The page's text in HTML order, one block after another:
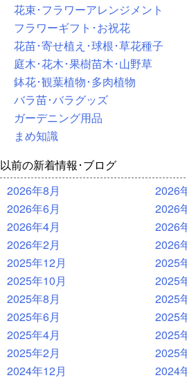
花束･フラワーアレンジメント
フラワーギフト･お祝花
花苗･寄せ植え･球根･草花種子
庭木･花木･果樹苗木･山野草
鉢花･観葉植物･多肉植物
バラ苗･バラグッズ
ガーデニング用品
まめ知識
以前の新着情報･ブログ
2026年8月
2026
2026年6月
2026
2026年4月
2026
2026年2月
2026
2025年12月
2025
2025年10月
2025
2025年8月
2025
2025年6月
2025
2025年4月
2025
2025年2月
2025
2024年12月
2024